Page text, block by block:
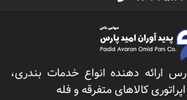
ارائه دهنده انواع خدمات بندری،
کالاهای متفرقه و فله